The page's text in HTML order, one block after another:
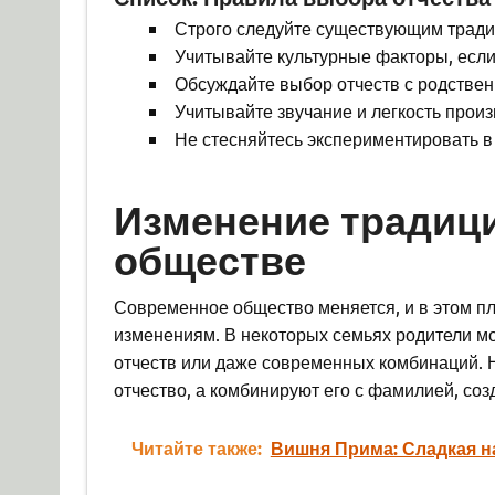
Строго следуйте существующим
Учитывайте культурные факторы,
Обсуждайте выбор отчеств с
Учитывайте звучание и легкость
Не стесняйтесь экспериментировать
Изменение
обществе
Современное общество меняется, и в этом
изменениям. В некоторых семьях родители
отчеств или даже современных
отчество, а комбинируют его с фамилией,
Читайте также: Вишня Прима: Сладкая